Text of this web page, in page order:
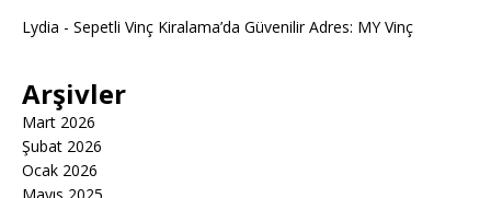
Lydia - Sepetli Vinç Kiralama’da Güvenilir Adres: MY Vinç
Arşivler
Mart 2026
Şubat 2026
Ocak 2026